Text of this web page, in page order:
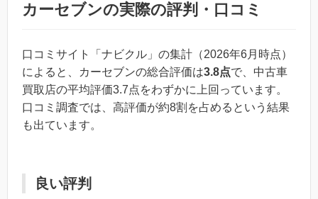
カーセブンの実際の評判・口コミ
口コミサイト「ナビクル」の集計（2026年6月時点）
によると、カーセブンの総合評価は3.8点で、中古車
買取店の平均評価3.7点をわずかに上回っています。
口コミ調査では、高評価が約8割を占めるという結果
も出ています。
良い評判